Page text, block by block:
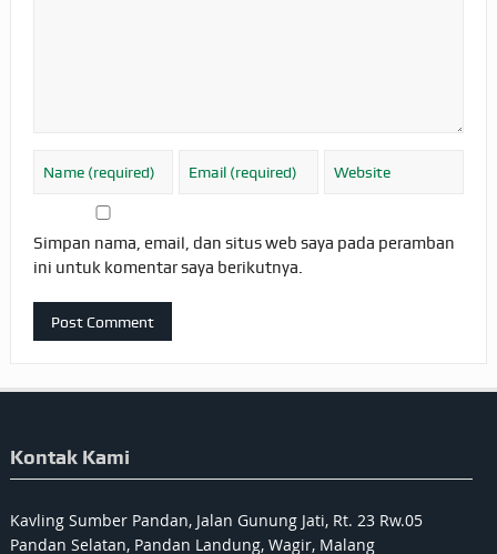
Simpan nama, email, dan situs web saya pada peramban
ini untuk komentar saya berikutnya.
Kontak Kami
Kavling Sumber Pandan, Jalan Gunung Jati, Rt. 23 Rw.05
Pandan Selatan, Pandan Landung, Wagir, Malang